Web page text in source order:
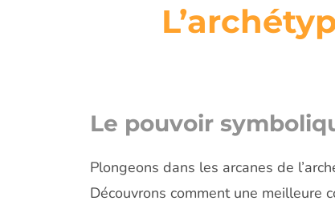
Le pouvoir
Plongeons dans les arcanes de
Découvrons comment une meilleure